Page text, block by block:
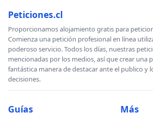
Peticiones.cl
Proporcionamos alojamiento gratis para
Comienza una petición profesional en línea
poderoso servicio. Todos los días, nuestras
mencionadas por los medios, así que crear una
fantástica manera de destacar ante el publico y
decisiones.
Guías Más